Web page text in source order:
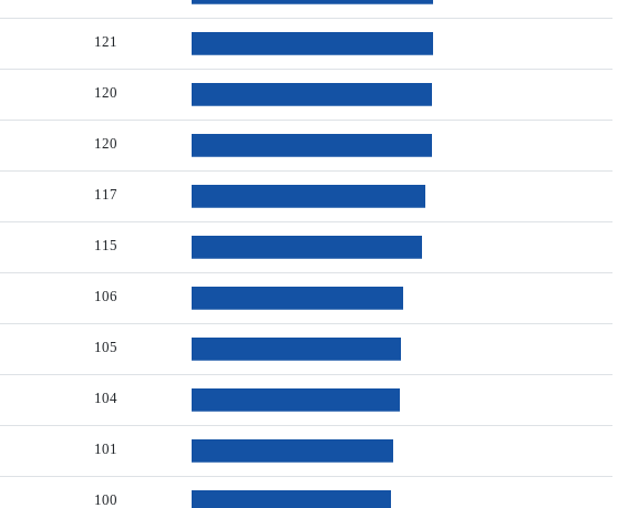
121
120
120
117
115
106
105
104
101
100